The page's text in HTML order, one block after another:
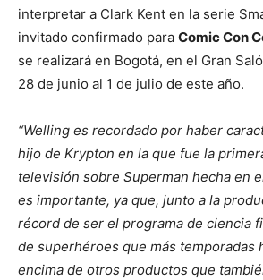
interpretar a Clark Kent en la serie
invitado confirmado para Comic Con
se realizará en Bogotá, en el Gran
28 de junio al 1 de julio de este año.
“Welling es recordado por haber
hijo de Krypton en la que fue la
televisión sobre Superman hecha en
es importante, ya que, junto a la
récord de ser el programa de ciencia
de superhéroes que más temporadas
encima de otros productos que